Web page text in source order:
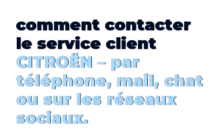
comment contacter
le service client
CITROËN – par
téléphone, mail, chat
ou sur les réseaux
sociaux.